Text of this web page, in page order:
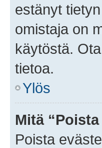
estänyt
omistaja on
käytöstä.
tietoa.
Ylös
Mitä
Poista